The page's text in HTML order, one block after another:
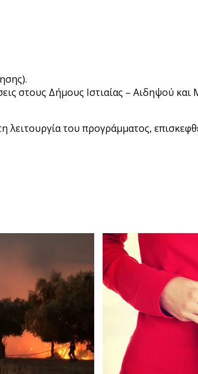
στους Δήμους Ιστιαίας – Αιδηψού
λειτουργία του προγράμματος,